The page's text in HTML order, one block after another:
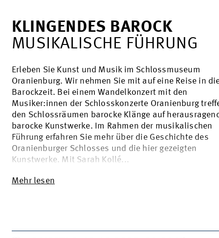
KLINGENDES BAROCK
MUSIKALISCHE FÜHRUNG
Erleben Sie Kunst und Musik im Schlossmuseum
Oranienburg. Wir nehmen Sie mit auf eine Reise in
Barockzeit. Bei einem Wandelkonzert mit den
Musiker:innen der Schlosskonzerte Oranienburg
den Schlossräumen barocke Klänge auf
barocke Kunstwerke. Im Rahmen der musikalischen
Führung erfahren Sie mehr über die Geschichte des
Oranienburger Schlosses und die hier gezeigten
Kunstwerke. Mit Sarah Kollé...
Mehr lesen